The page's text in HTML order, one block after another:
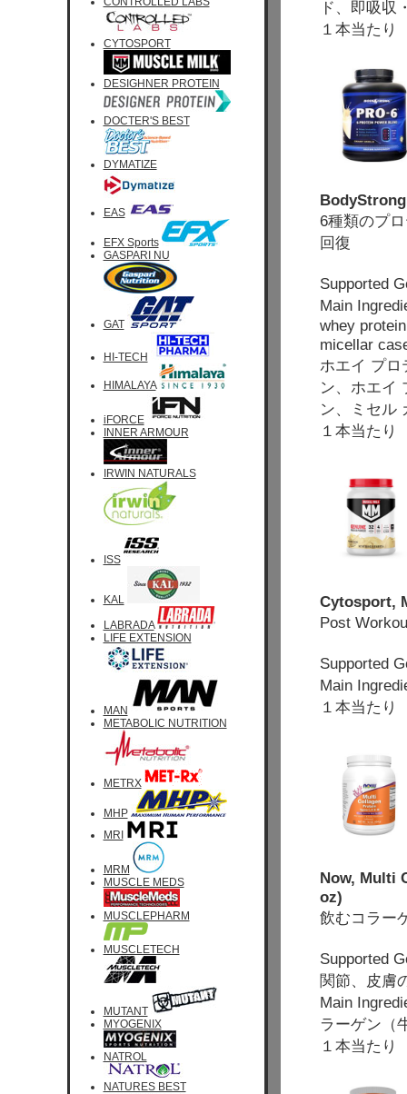
CYTOSPORT
DESIGHNER PROTEIN
DOCTER'S BEST
DYMATIZE
EAS
EFX Sports
GASPARI NU
GAT
HI-TECH
HIMALAYA
iFORCE
INNER ARMOUR
IRWIN NATURALS
ISS
KAL
LABRADA
LIFE EXTENSION
MAN
METABOLIC NUTRITION
METRX
MHP
MRI
MRM
MUSCLE MEDS
MUSCLEPHARM
MUSCLETECH
MUTANT
MYOGENIX
NATROL
NATURES BEST
ド、即吸収
１本当た
6種類のプ
回復
Supported
Main
whey
micellar
ホエイ プロ
ン、ホエイ
ン、ミセル
１本当た
Cytosport,
Post
Supported
Main
１本当た
Now, Multi
oz)
飲むコラー
Supported
関節、皮膚
Main
ラーゲン（
１本当た